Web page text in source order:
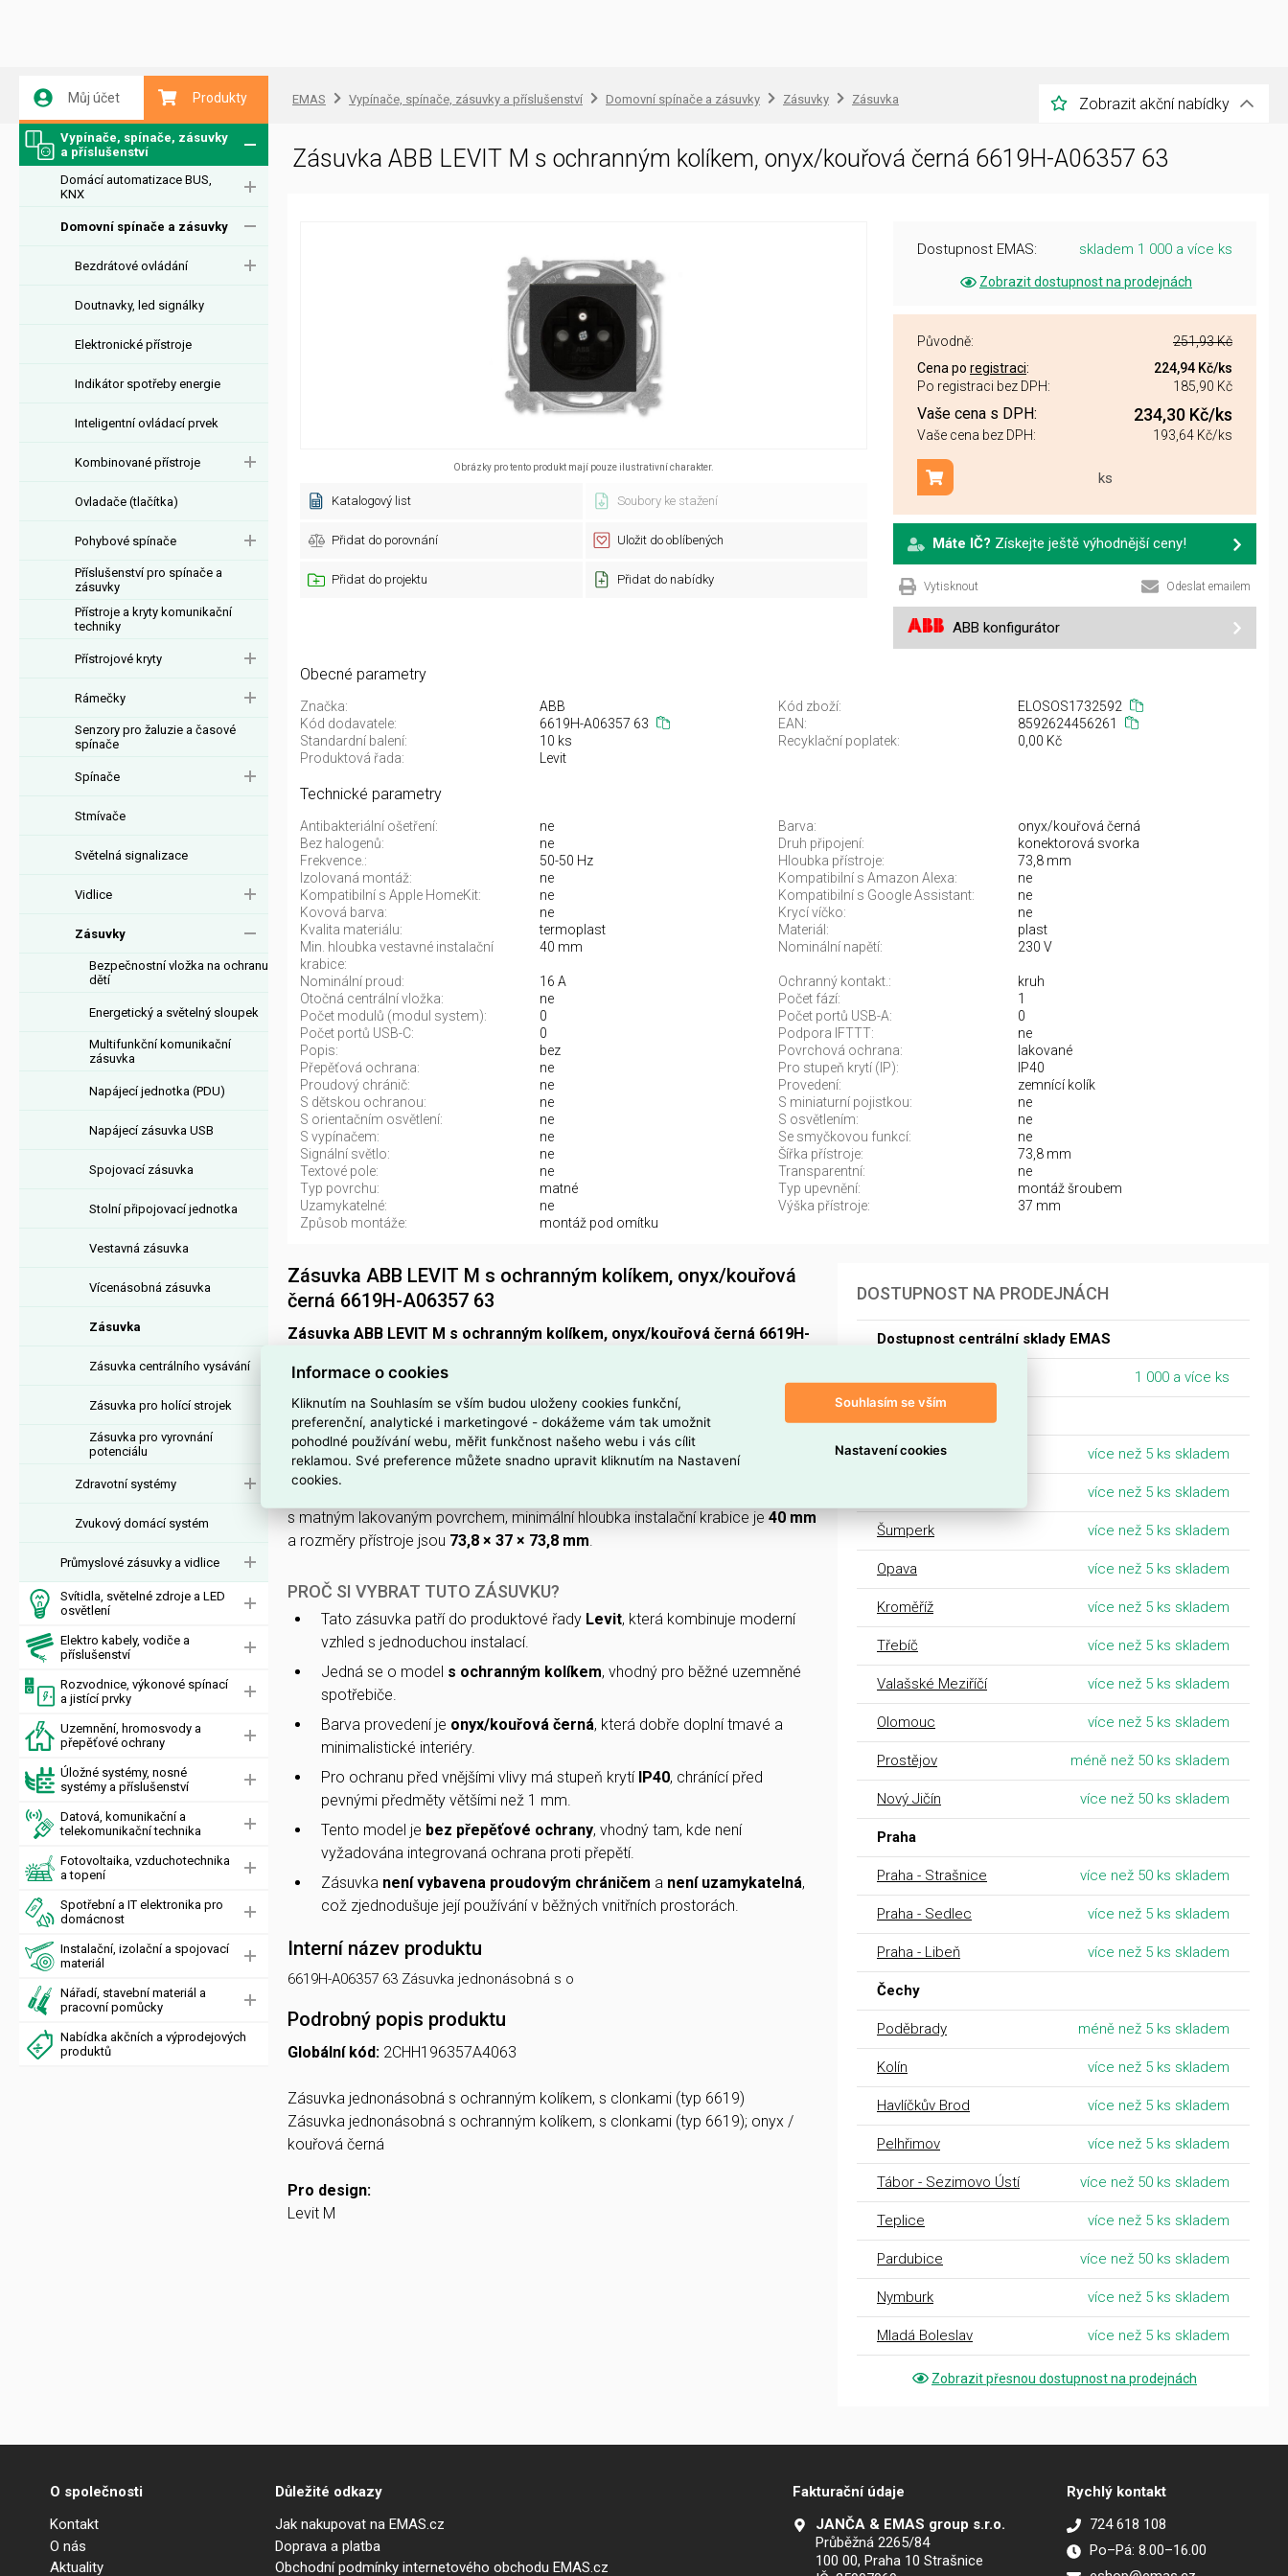
Můj účet Produkty
Vypínače, spínače, zásuvky
a příslušenství
Domácí automatizace BUS,
KNX
Domovní spínače a zásuvky
Bezdrátové ovládání
Doutnavky, led signálky
Elektronické přístroje
Indikátor spotřeby energie
Inteligentní ovládací prvek
Kombinované přístroje
Ovladače (tlačítka)
Pohybové spínače
Příslušenství pro spínače a
zásuvky
Přístroje a kryty komunikační
techniky
Přístrojové kryty
Rámečky
Senzory pro žaluzie a časové
spínače
Spínače
Stmívače
Světelná signalizace
Vidlice
Zásuvky
Bezpečnostní vložka na ochranu
dětí
Energetický a světelný sloupek
Multifunkční komunikační
zásuvka
Napájecí jednotka (PDU)
Napájecí zásuvka USB
Spojovací zásuvka
Stolní připojovací jednotka
Vestavná zásuvka
Vícenásobná zásuvka
Zásuvka
Zásuvka centrálního vysávání
Zásuvka pro holící strojek
Zásuvka pro vyrovnání
potenciálu
Zdravotní systémy
Zvukový domácí systém
Průmyslové zásuvky a vidlice
Svítidla, světelné zdroje a LED
osvětlení
Elektro kabely, vodiče a
příslušenství
Rozvodnice, výkonové spínací
a jistící prvky
Uzemnění, hromosvody a
přepěťové ochrany
Úložné systémy, nosné
systémy a příslušenství
Datová, komunikační a
telekomunikační technika
Fotovoltaika, vzduchotechnika
a topení
Spotřební a IT elektronika pro
domácnost
Instalační, izolační a spojovací
materiál
Nářadí, stavební materiál a
pracovní pomůcky
Nabídka akčních a výprodejových
produktů
EMAS Vypínače, spínače, zásuvky a příslušenství Domovní spínače a zásuvky Zásuvky Zásuvka Zobrazit akční nabídky
Zásuvka ABB LEVIT M s ochranným kolíkem, onyx/kouřová černá 6619H-A06357 63
Obrázky pro tento produkt mají pouze ilustrativní charakter.
Katalogový list Soubory ke stažení
Přidat do porovnání Uložit do oblíbených
Přidat do projektu Přidat do nabídky
Dostupnost EMAS: skladem 1 000 a více ks
Zobrazit dostupnost na prodejnách
Původně:
251,93 Kč
Cena po registraci: 224,94 Kč/ks
Po registraci bez DPH:
185,90 Kč
Vaše cena s DPH: 234,30 Kč/ks
Vaše cena bez DPH: 193,64 Kč/ks
ks
Přidat do košíku
Máte IČ? Získejte ještě výhodnější ceny!
Vytisknout Odeslat emailem
ABB konfigurátor
Obecné parametry
Značka: ABB Kód zboží:
ELOSOS1732592
Kód dodavatele:
6619H-A06357 63 EAN:
8592624456261
Standardní balení:
10 ks Recyklační poplatek:
0,00 Kč
Produktová řada:
Levit
Technické parametry
Antibakteriální ošetření: ne Barva:
onyx/kouřová černá
Bez halogenů:
ne Druh připojení:
konektorová svorka
Frekvence.:
50-50 Hz Hloubka přístroje:
73,8 mm
Izolovaná montáž:
ne Kompatibilní s Amazon Alexa:
ne
Kompatibilní s Apple HomeKit:
ne Kompatibilní s Google Assistant:
ne
Kovová barva:
ne Krycí víčko:
ne
Kvalita materiálu:
termoplast Materiál:
plast
Min. hloubka vestavné instalační
krabice:
40 mm Nominální napětí: 230 V
Nominální proud: 16 A Ochranný kontakt.:
kruh
Otočná centrální vložka:
ne Počet fází:
1
Počet modulů (modul system):
0 Počet portů USB-A:
0
Počet portů USB-C:
0 Podpora IFTTT:
ne
Popis:
bez Povrchová ochrana:
lakované
Přepěťová ochrana:
ne Pro stupeň krytí (IP):
IP40
Proudový chránič:
ne Provedení:
zemnící kolík
S dětskou ochranou:
ne S miniaturní pojistkou:
ne
S orientačním osvětlení:
ne S osvětlením:
ne
S vypínačem:
ne Se smyčkovou funkcí:
ne
Signální světlo:
ne Šířka přístroje:
73,8 mm
Textové pole:
ne Transparentní:
ne
Typ povrchu:
matné Typ upevnění:
montáž šroubem
Uzamykatelné:
ne Výška přístroje:
37 mm
Způsob montáže:
montáž pod omítku
Zásuvka ABB LEVIT M s ochranným kolíkem, onyx/kouřová
černá 6619H-A06357 63
Zásuvka ABB LEVIT M s ochranným kolíkem, onyx/kouřová černá 6619H-
zemnícím kolíkem určená pro standardní instalace.
Má krytíIP40, napájení 230 Vpři16 Aa provozní frekvenci50 Hz
, připojuje se
pomocíkonektorové svorkya je určena pro1 fázi .
s matným lakovaným povrchem, minimální hloubka instalační krabice je 40 mm
a rozměry přístroje jsou 73,8 × 37 × 73,8 mm.
PROČ SI VYBRAT TUTO ZÁSUVKU?
Tato zásuvka patří do produktové řady Levit, která kombinuje moderní
vzhled s jednoduchou instalací.
Jedná se o model s ochranným kolíkem, vhodný pro běžné uzemněné
spotřebiče.
Barva provedení je onyx/kouřová černá, která dobře doplní tmavé a
minimalistické interiéry.
Pro ochranu před vnějšími vlivy má stupeň krytí IP40, chránící před
pevnými předměty většími než 1 mm.
Tento model je bez přepěťové ochrany, vhodný tam, kde není
vyžadována integrovaná ochrana proti přepětí.
Zásuvka není vybavena proudovým chráničem a není uzamykatelná,
což zjednodušuje její používání v běžných vnitřních prostorách.
Interní název produktu
6619H-A06357 63 Zásuvka jednonásobná s o
Podrobný popis produktu
Globální kód: 2CHH196357A4063
Zásuvka jednonásobná s ochranným kolíkem, s clonkami (typ 6619)
Zásuvka jednonásobná s ochranným kolíkem, s clonkami (typ 6619); onyx /
kouřová černá
Pro design:
Levit M
DOSTUPNOST NA PRODEJNÁCH
Dostupnost centrální sklady EMAS
1 000 a více ks
Zlín více než 5 ks skladem
více než 5 ks skladem
Šumperk více než 5 ks skladem
Opava více než 5 ks skladem
Kroměříž více než 5 ks skladem
Třebíč více než 5 ks skladem
Valašské Meziříčí více než 5 ks skladem
Olomouc více než 5 ks skladem
Prostějov méně než 50 ks skladem
Nový Jičín více než 50 ks skladem
Praha
Praha - Strašnice více než 50 ks skladem
Praha - Sedlec více než 5 ks skladem
Praha - Libeň více než 5 ks skladem
Čechy
Poděbrady méně než 5 ks skladem
Kolín více než 5 ks skladem
Havlíčkův Brod více než 5 ks skladem
Pelhřimov více než 5 ks skladem
Tábor - Sezimovo Ústí více než 50 ks skladem
Teplice více než 5 ks skladem
Pardubice více než 50 ks skladem
Nymburk více než 5 ks skladem
Mladá Boleslav více než 5 ks skladem
Zobrazit přesnou dostupnost na prodejnách
O společnosti
Kontakt
O nás
Aktuality
Důležité odkazy
Jak nakupovat na EMAS.cz
Doprava a platba
Obchodní podmínky internetového obchodu EMAS.cz
Fakturační údaje
JANČA & EMAS group s.r.o.
Průběžná 2265/84
100 00, Praha 10 Strašnice
Rychlý kontakt
724 618 108
Po–Pá: 8.00–16.00
Informace o cookies
Kliknutím na Souhlasím se vším budou uloženy cookies funkční,
preferenční, analytické i marketingové - dokážeme vám tak umožnit
pohodlné používání webu, měřit funkčnost našeho webu i vás cílit
reklamou. Své preference můžete snadno upravit kliknutím na Nastavení
cookies.
Souhlasím se vším
Nastavení cookies